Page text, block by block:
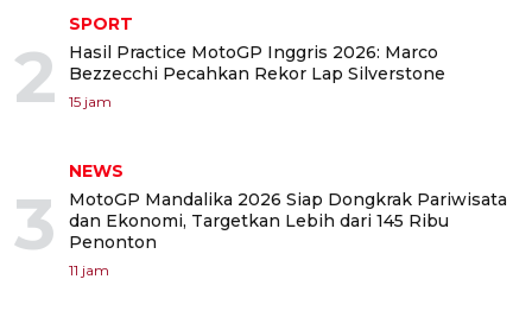
2
SPORT
Hasil Practice MotoGP Inggris 2026: Marco
Bezzecchi Pecahkan Rekor Lap Silverstone
15 jam
3
NEWS
MotoGP Mandalika 2026 Siap Dongkrak Pariwisata
dan Ekonomi, Targetkan Lebih dari 145 Ribu
Penonton
11 jam